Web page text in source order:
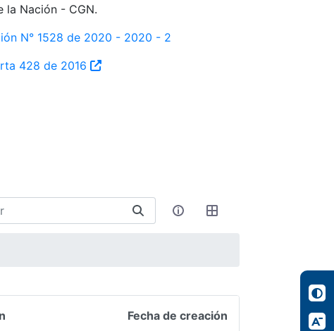
la Nación - CGN.
N° 1528 de 2020 - 2020 - 2
428 de 2016
Fecha de creación